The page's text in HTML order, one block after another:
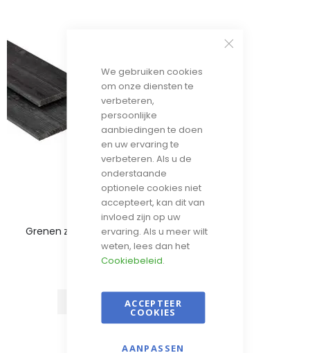
We gebruiken cookies
om onze diensten te
verbeteren,
persoonlijke
aanbiedingen te doen
en uw ervaring te
verbeteren. Als u de
onderstaande
optionele cookies niet
accepteert, kan dit van
invloed zijn op uw
ervaring. Als u meer wilt
weten, lees dan het
Cookiebeleid.
ACCEPTEER
COOKIES
AANPASSEN
Grenen zwart gespoten - 16x140mm
Vanaf
€ 5,67
IN WINKELWAGEN